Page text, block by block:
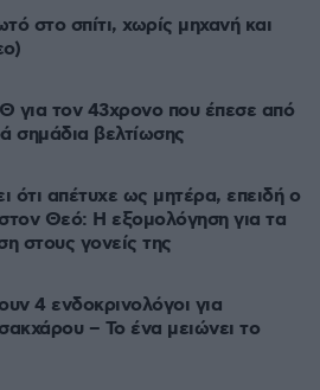
στο σπίτι, χωρίς μηχανή και
τον 43χρονο που έπεσε από
σημάδια βελτίωσης
ότι απέτυχε ως μητέρα, επειδή ο
στον Θεό: Η εξομολόγηση για τα
στους γονείς της
4 ενδοκρινολόγοι για
– Το ένα μειώνει το